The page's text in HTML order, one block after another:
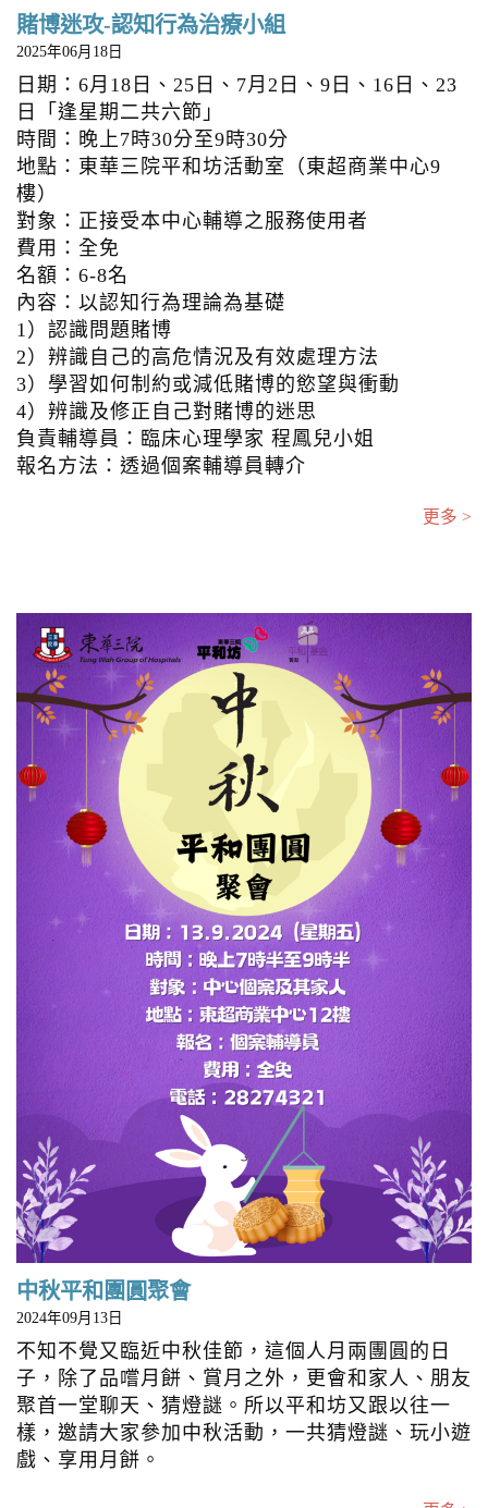
賭博迷攻-認知行為治療小組
2025年06月18日
日期：6月18日、25日、7月2日、9日、16日、23
日「逢星期二共六節」
時間：晚上7時30分至9時30分
地點：東華三院平和坊活動室（東超商業中心9
樓）
對象：正接受本中心輔導之服務使用者
費用：全免
名額：6-8名
內容：以認知行為理論為基礎
1）認識問題賭博
2）辨識自己的高危情況及有效處理方法
3）學習如何制約或減低賭博的慾望與衝動
4）辨識及修正自己對賭博的迷思
負責輔導員：臨床心理學家 程鳳兒小姐
報名方法：透過個案輔導員轉介
更多 >
中秋平和團圓聚會
2024年09月13日
不知不覺又臨近中秋佳節，這個人月兩團圓的日
子，除了品嚐月餅、賞月之外，更會和家人、朋友
聚首一堂聊天、猜燈謎。所以平和坊又跟以往一
樣，邀請大家參加中秋活動，一共猜燈謎、玩小遊
戲、享用月餅。